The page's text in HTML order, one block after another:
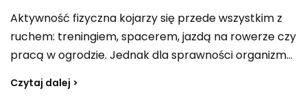
Aktywność fizyczna kojarzy się przede wszystkim z
ruchem: treningiem, spacerem, jazdą na rowerze czy
pracą w ogrodzie. Jednak dla sprawności organizmu
wysiłku, ale również to, co dzieje się po jego
Czytaj dalej >